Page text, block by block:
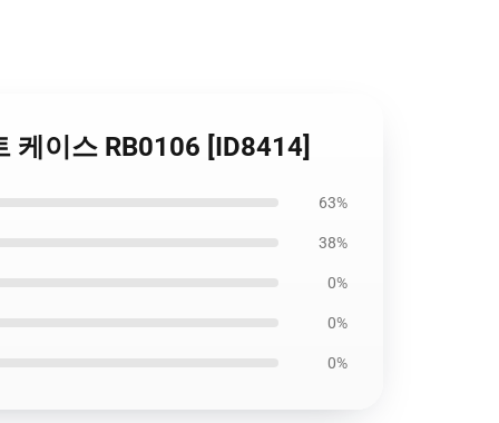
케이스 RB0106 [ID8414]
63%
38%
0%
0%
0%